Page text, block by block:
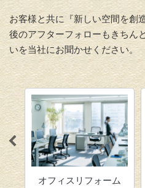
お客様と共に『新しい空間を創
後のアフターフォローもきちん
いを当社にお聞かせください。
オフィスリフォーム